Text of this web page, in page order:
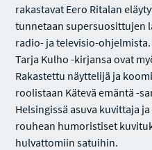
rakastavat Eero Ritalan
tunnetaan supersuosittujen
radio- ja televisio-
Tarja Kulho -kirjansa ovat
Rakastettu näyttelijä ja
roolistaan Kätevä emäntä -
Helsingissä asuva kuvittaja
rouhean humoristiset
hulvattomiin satuihin.